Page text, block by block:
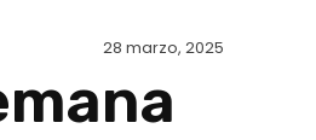
28 marzo, 2025